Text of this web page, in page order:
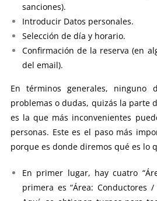
sanciones).
Introducir Datos personales.
Selección de día y horario.
Confirmación de la reserva (en
del email).
En términos generales, ninguno
problemas o dudas, quizás la parte
es la que más inconvenientes
personas. Este es el paso más
porque es donde diremos qué es lo
En primer lugar, hay cuatro
primera es “Área: Conductores /